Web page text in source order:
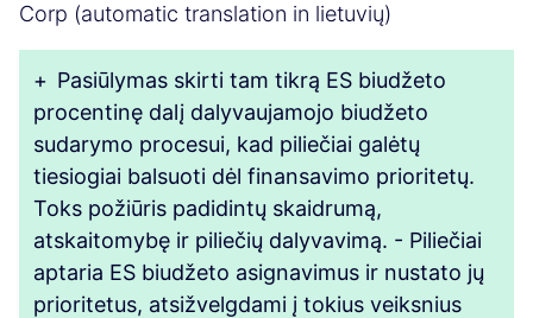
Corp (automatic translation in lietuvių)
+ Pasiūlymas skirti tam tikrą ES biudžeto
procentinę dalį dalyvaujamojo biudžeto
sudarymo procesui, kad piliečiai galėtų
tiesiogiai balsuoti dėl finansavimo prioritetų.
Toks požiūris padidintų skaidrumą,
atskaitomybę ir piliečių dalyvavimą. - Piliečiai
aptaria ES biudžeto asignavimus ir nustato jų
prioritetus, atsižvelgdami į tokius veiksnius